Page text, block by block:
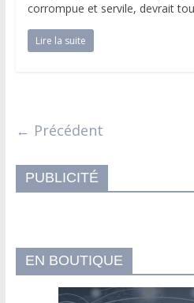
corrompue et servile, devrait
Lire la suite
← Précédent
PUBLICITÉ
EN BOUTIQUE